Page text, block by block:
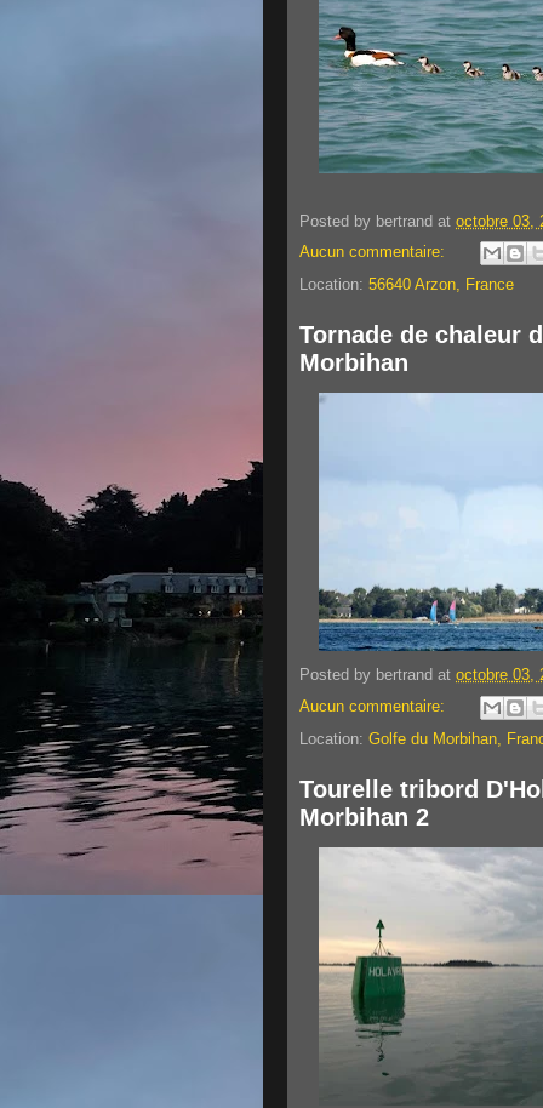
Posted by bertrand at octobre 03,
Aucun commentaire:
Location: 56640 Arzon, France
Tornade de chaleur
Morbihan
Posted by bertrand at octobre 03,
Aucun commentaire:
Location: Golfe du Morbihan,
Tourelle tribord
Morbihan 2